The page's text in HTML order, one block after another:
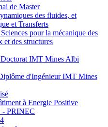
de Master
des fluides, et
et Transferts
pour la mécanique des
et des structures
IMT Mines Albi
d'Ingénieur IMT Mines
à Energie Positive
- PRINEC